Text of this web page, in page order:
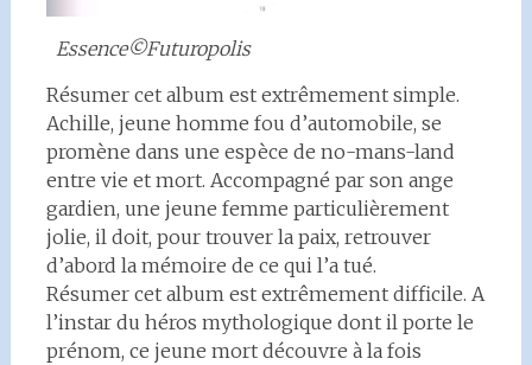
Essence©Futuropolis
Résumer cet album est extrêmement simple.
Achille, jeune homme fou d’automobile, se
promène dans une espèce de no-mans-land
entre vie et mort. Accompagné par son ange
gardien, une jeune femme particulièrement
jolie, il doit, pour trouver la paix, retrouver
d’abord la mémoire de ce qui l’a tué.
Résumer cet album est extrêmement difficile. A
l’instar du héros mythologique dont il porte le
prénom, ce jeune mort découvre à la fois